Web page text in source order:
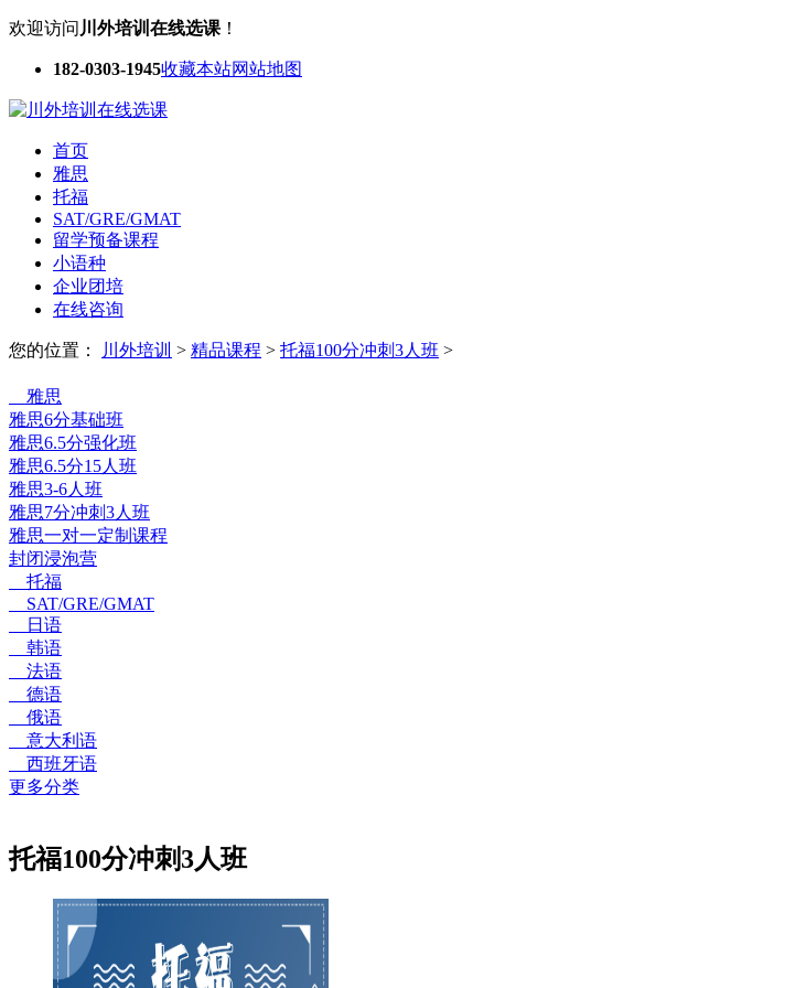
欢迎访问 川外培训在线选课 ！
182-0303-1945收藏本站网站地图
首页
雅思
托福
SAT/GRE/GMAT
留学预备课程
小语种
企业团培
在线咨询
您的位置： 川外培训 > 精品课程 > 托福100分冲刺3人班 >
雅思
雅思6分基础班
雅思6.5分强化班
雅思6.5分15人班
雅思3-6人班
雅思7分冲刺3人班
雅思一对一定制课程
封闭浸泡营
托福
SAT/GRE/GMAT
日语
韩语
法语
德语
俄语
意大利语
西班牙语
更多分类
托福100分冲刺3人班